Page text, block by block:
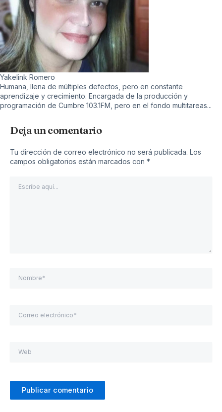
Yakelink Romero
Humana, llena de múltiples defectos, pero en constante
aprendizaje y crecimiento. Encargada de la producción y
programación de Cumbre 103.1FM, pero en el fondo multitareas...
Deja un comentario
Tu dirección de correo electrónico no será publicada. Los
campos obligatorios están marcados con *
aquí...
electrónico*